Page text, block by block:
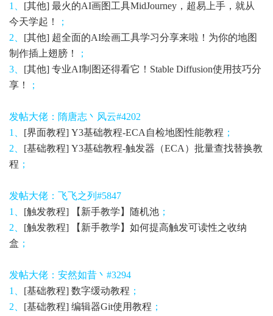
1、 [其他] 最火的AI画图工具MidJourney，超易上手，就从
今天学起！
；
2、 [其他] 超全面的AI绘画工具学习分享来啦！为你的地图
制作插上翅膀！
；
3、 [其他] 专业AI制图还得看它！Stable Diffusion使用技巧分
享！
；
发帖大佬：隋唐志丶风云#4202
1、 [界面教程] Y3基础教程-ECA自检地图性能教程 ；
2、 [基础教程] Y3基础教程-触发器（ECA）批量查找替换教
程 ；
发帖大佬： 飞飞之列#5847
1、 [触发教程] 【新手教学】随机池 ；
2、 [触发教程] 【新手教学】如何提高触发可读性之收纳
盒 ；
发帖大佬：安然如昔丶#3294
1、 [基础教程] 数字缓动教程 ；
2、 [基础教程] 编辑器Git使用教程 ；